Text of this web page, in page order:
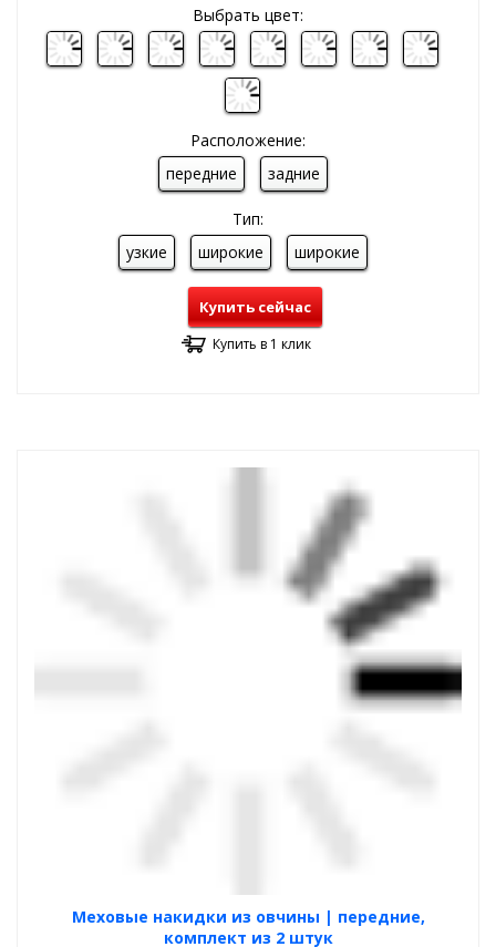
Выбрать цвет:
Расположение:
передние
задние
Тип:
узкие
широкие широкие
Купить сейчас
Купить в 1 клик
Меховые накидки из овчины | передние,
комплект из 2 штук